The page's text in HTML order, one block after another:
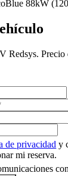
Redsys. Precio
de privacidad y
mi reserva.